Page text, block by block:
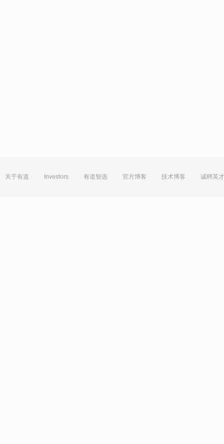
关于有道 Investors 有道智选 官方博客 技术博客 诚聘英才